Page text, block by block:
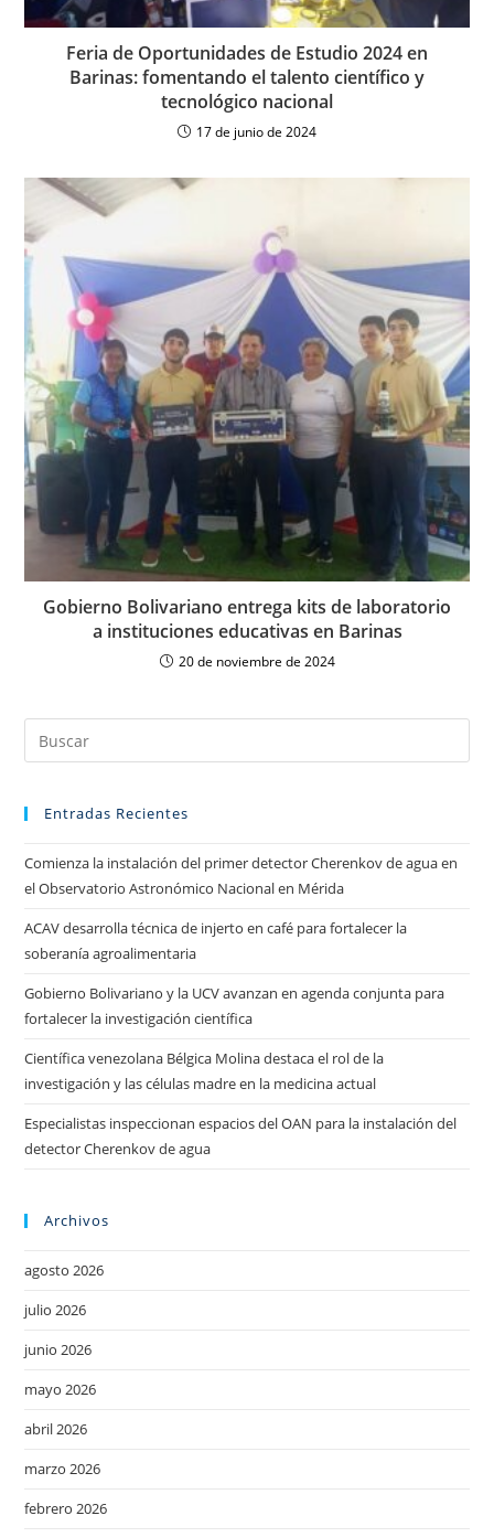
Feria de Oportunidades de Estudio 2024 en
Barinas: fomentando el talento científico y
tecnológico nacional
17 de junio de 2024
Gobierno Bolivariano entrega kits de laboratorio
a instituciones educativas en Barinas
20 de noviembre de 2024
Entradas Recientes
Comienza la instalación del primer detector Cherenkov de agua en
el Observatorio Astronómico Nacional en Mérida
ACAV desarrolla técnica de injerto en café para fortalecer la
soberanía agroalimentaria
Gobierno Bolivariano y la UCV avanzan en agenda conjunta para
fortalecer la investigación científica
Científica venezolana Bélgica Molina destaca el rol de la
investigación y las células madre en la medicina actual
Especialistas inspeccionan espacios del OAN para la instalación del
detector Cherenkov de agua
Archivos
agosto 2026
julio 2026
junio 2026
mayo 2026
abril 2026
marzo 2026
febrero 2026